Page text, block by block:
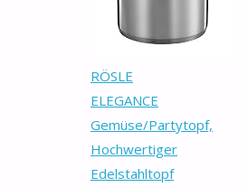
RÖSLE
ELEGANCE
Gemüse/Partytopf,
Hochwertiger
Edelstahltopf